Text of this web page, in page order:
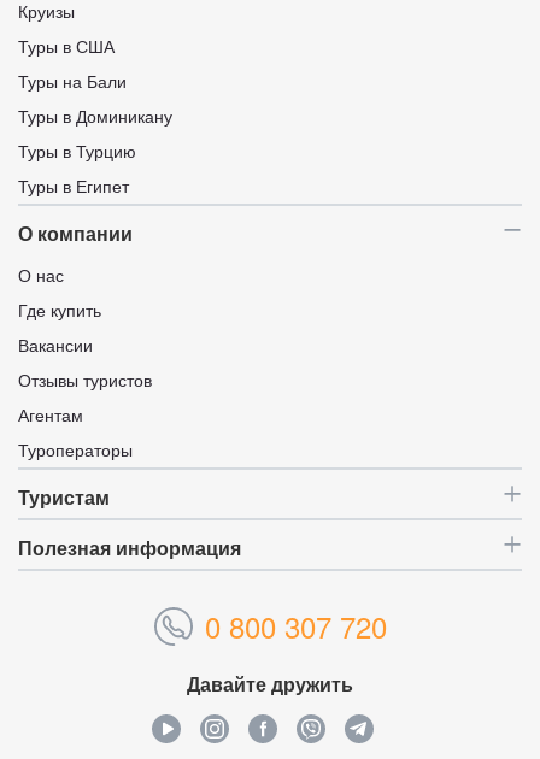
Круизы
Туры в США
Туры на Бали
Туры в Доминикану
Туры в Турцию
Туры в Египет
О компании
О нас
Где купить
Вакансии
Отзывы туристов
Агентам
Туроператоры
Туристам
Полезная информация
0 800 307 720
Давайте дружить